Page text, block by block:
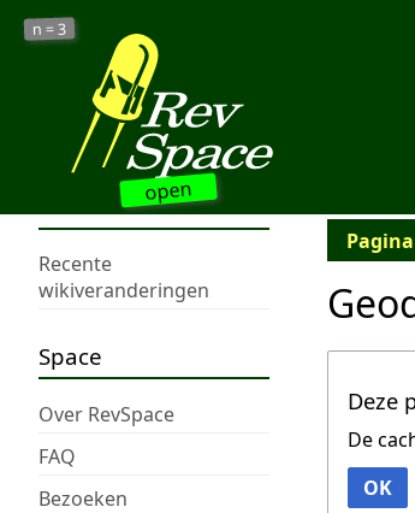
open
n =3
Recente
wikiveranderingen
Space
Over RevSpace
FAQ
Bezoeken
Pagina
Deze
De
OK